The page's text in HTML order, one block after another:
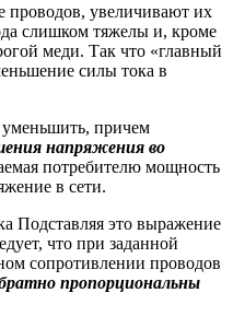
проводов, увеличивают их
слишком тяжелы и, кроме
меди. Так что «главный
силы тока в
причем
напряжения во
потребителю мощность
в сети.
Подставляя это выражение
что при заданной
сопротивлении проводов
пропорциональны